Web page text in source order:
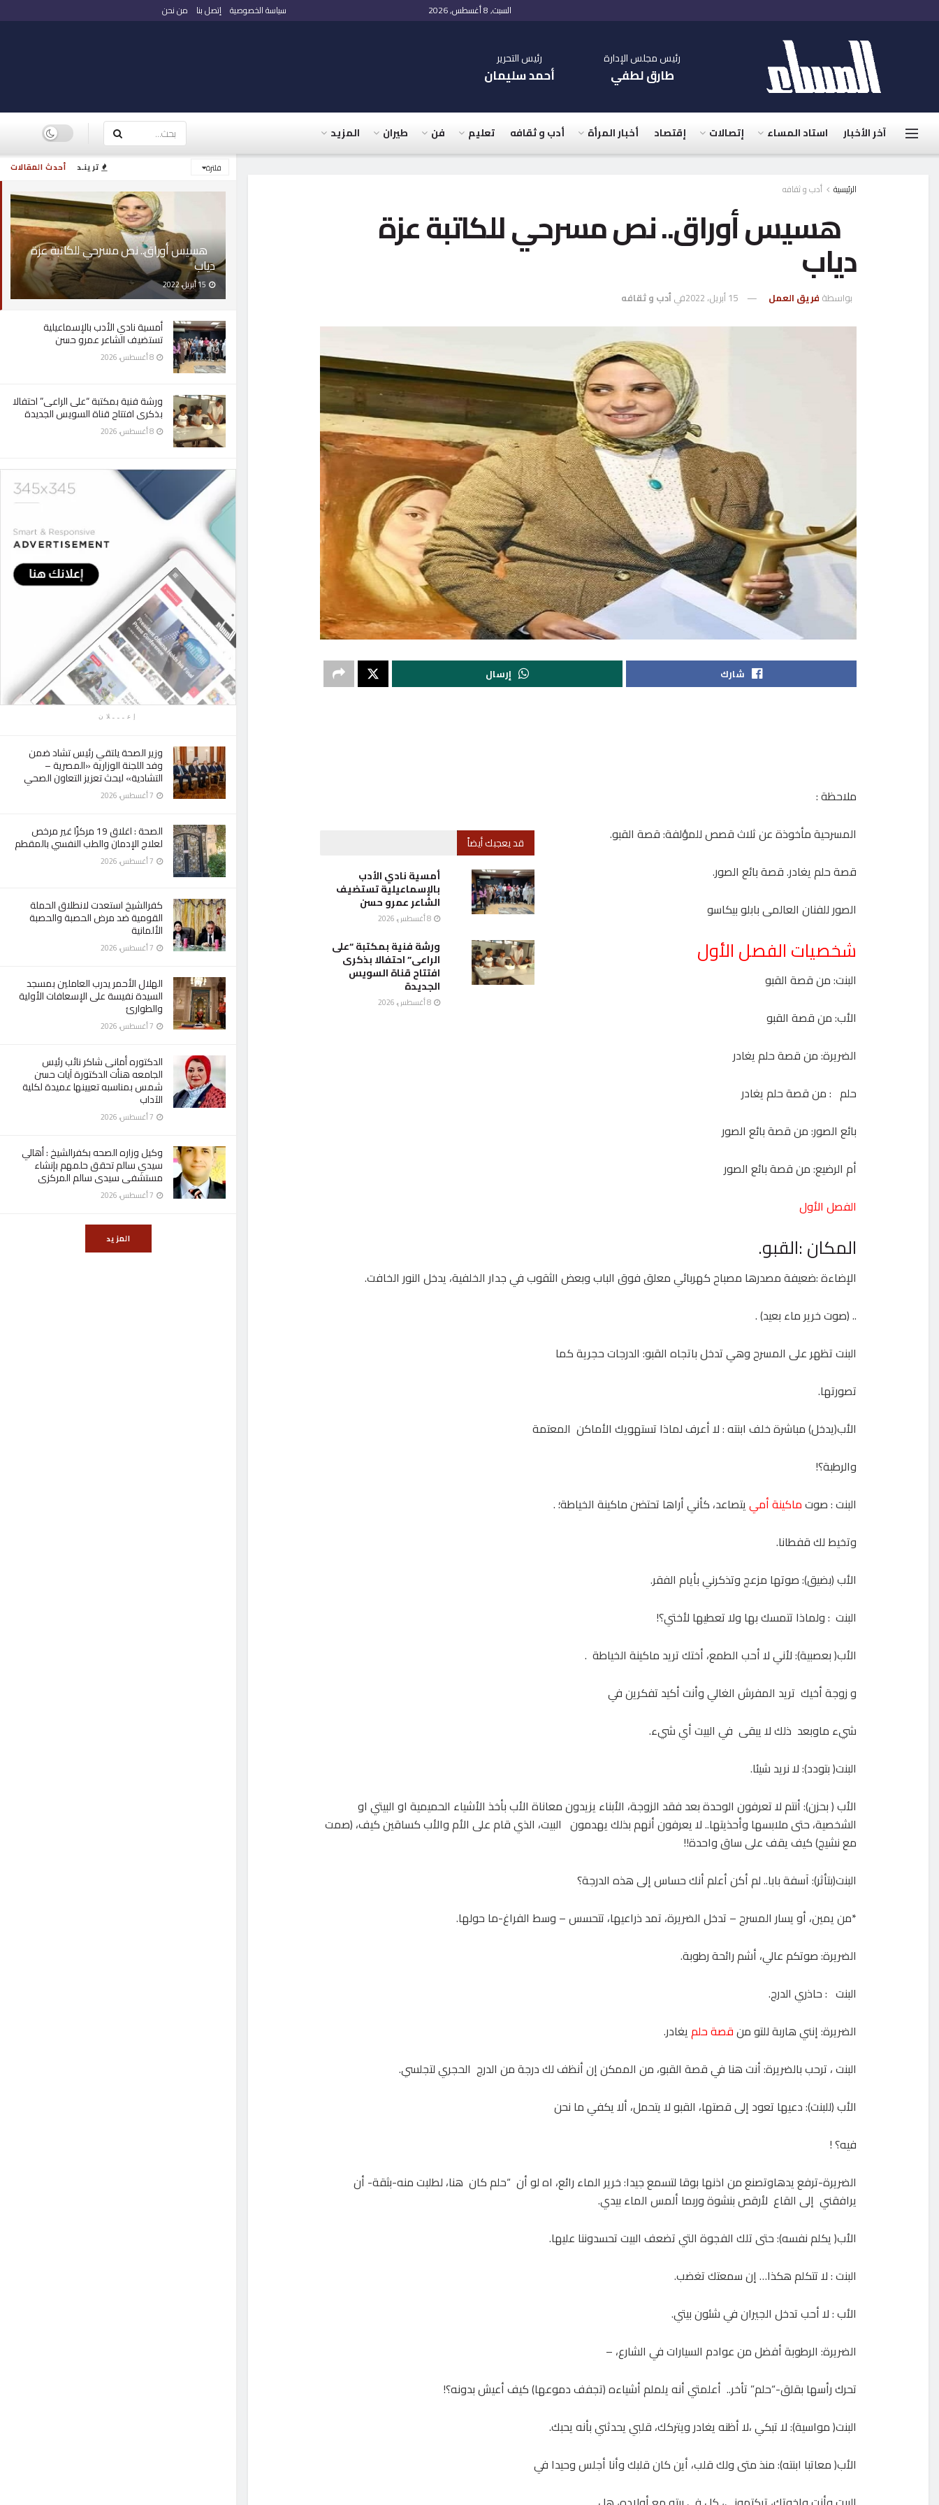
أحدث المقالات ترينـد فلترة
هسيس أوراق.. نص مسرحي للكاتبة عزة
دياب
أمسية نادي الأدب بالإسماعيلية
تستضيف الشاعر عمرو حسن
ورشة فنية بمكتبة “على الراعى” احتفالا
بذكرى افتتاح قناة السويس الجديدة
إعـــلان
وزير الصحة يلتقي رئيس تشاد ضمن
وفد اللجنة الوزارية «المصرية –
التشادية» لبحث تعزيز التعاون الصحي
الصحة : اغلاق 19 مركزًا غير مرخص
لعلاج الإدمان والطب النفسي بالمقطم
كفرالشيخ استعدت لانطلاق الحملة
القومية ضد مرض الحصبة والحصبة
الألمانية
الهلال الأحمر يدرب العاملين بمسجد
السيدة نفيسة على الإسعافات الأولية
والطوارئ
الدكتوره أمانى شاكر نائب رئيس
الجامعه هنأت الدكتورة آيات حسن
شمس بمناسبه تعيينها عميدة لكلية
الآداب
وكيل وزاره الصحه بكفرالشيخ : أهالي
سيدي سالم تحقق حلمهم بإنشاء
مستشفى سيدى سالم المركزى
المزيد
السبت, 8 أغسطس, 2026 سياسة الخصوصية إتصل بنا من نحن
رئيس مجلس الإدارة
طارق لطفي
رئيس التحرير
أحمد سليمان
آخر الأخبار استاد المساء إتصالات إقتصاد أخبار المرأة أدب و ثقافه تعليم فن طيران المزيد
الرئيسية أدب و ثقافه
هسيس أوراق.. نص مسرحي للكاتبة عزة
دياب
بواسطة فريق العمل 15 أبريل، 2022 فيأدب و ثقافه
شارك إرسال
ملاحظة :
قد يعجبك أيضاً
أمسية نادي الأدب
بالإسماعيلية تستضيف
الشاعر عمرو حسن
ورشة فنية بمكتبة “على
الراعى” احتفالا بذكرى
افتتاح قناة السويس
الجديدة
المسرحية مأخوذة عن ثلاث قصص للمؤلفة: قصة القبو.
قصة حلم يغادر. قصة بائع الصور.
الصور للفنان العالمى بابلو بيكاسو
شخصيات الفصل الأول
البنت: من قصة القبو
الأب: من قصة القبو
الضريرة: من قصة حلم يغادر
حلم : من قصة حلم يغادر
بائع الصور: من قصة بائع الصور
أم الرضيع: من قصة بائع الصور
الفصل الأول
المكان :القبو.
الإضاءة :ضعيفة مصدرها مصباح كهربائي معلق فوق الباب وبعض الثقوب في جدار الخلفية، يدخل النور الخافت.
.. (صوت خرير ماء بعيد) .
البنت تظهر على المسرح وهي تدخل باتجاه القبو: الدرجات حجرية كما
تصورتها.
الأب(يدخل) مباشرة خلف ابنته : لا أعرف لماذا تستهويك الأماكن المعتمة
والرطبة؟!
البنت : صوتماكينة أمي يتصاعد، كأني أراها تحتضن ماكينة الخياطة؛ .
وتخيط لك قفطانا.
الأب (بضيق): صوتها مزعج وتذكرني بأيام الفقر.
البنت : ولماذا تتمسك بها ولا تعطيها لأختي؟!
الأب( بعصبية): لأني لا أحب الطمع، أختك تريد ماكينة الخياطة .
و زوجة أخيك تريد المفرش الغالي وأنت أكيد تفكرين في
شيء ماوبعد ذلك لا يبقى في البيت أي شيء.
البنت( بتودد): لا نريد شيئا.
الأب ( بحزن): أنتم لا تعرفون الوحدة بعد فقد الزوجة، الأبناء يزيدون معاناة الأب بأخذ الأشياء الحميمية او البيتي او
الشخصية، حتى ملابسها وأحذيتها.. لا يعرفون أنهم بذلك يهدمون البيت، الذي قام على الأم والأب كساقين كيف، (صمت
مع نشيج) كيف يقف على ساق واحدة!!
البنت(بتأثر): آسفة بابا.. لم أكن أعلم أنك حساس إلى هذه الدرجة؟
*من يمين، أو يسار المسرح – تدخل الضريرة، تمد ذراعيها، تتحسس – وسط الفراغ-ما حولها.
الضريرة: صوتكم عالي، أشم رائحة رطوبة.
البنت : حاذري الدرج.
الضريرة: إنني هاربة للتو منقصة حلم يغادر.
البنت ، ترحب بالضريرة: أنت هنا في قصة القبو، من الممكن إن أنظف لك درجة من الدرج الحجري لتجلسي.
الأب (للبنت): دعيها تعود إلى قصتها، القبو لا يتحمل، ألا يكفي ما نحن
فيه؟ !
الضريرة-ترفع يدهاوتصنع من اذنها بوقا لتسمع جيدا: خرير الماء رائع، اه لو أن “حلم كان هنا، لطلبت منه-بثقة- أن
يرافقني إلى القاع لأرقص بنشوة وربما ألمس الماء بيدي.
الأب( يكلم نفسه): حتى تلك الفجوة التي تضعف البيت تحسدوننا عليها.
البنت : لا تتكلم هكذا… إن سمعتك تغضب.
الأب : لا أحب تدخل الجيران في شئون بيتي.
الضريرة: الرطوبة أفضل من عوادم السيارات في الشارع، –
تحرك رأسها بقلق-“حلم” تأخر.. أعلمتي أنه يلملم أشياءه (تجفف دموعها) كيف أعيش بدونه؟!
البنت( مواسية): لا تبكي ،لا أظنه يغادر ويتركك، قلبي يحدثني بأنه يحبك.
الأب( معاتبا ابنته): منذ متى ولك قلب، أين كان قلبك وأنا أجلس وحيدا في